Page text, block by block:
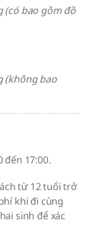
(có bao gồm đồ
(không bao
đến 17:00.
từ 12 tuổi trở
khi đi cùng
sinh để xác